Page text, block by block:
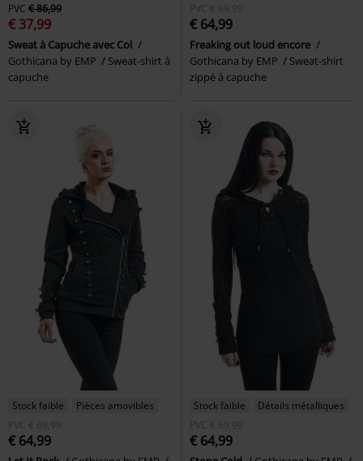
PVC € 86,99
€ 37,99
Sweat à Capuche avec Col
Gothicana by EMP
Sweat-shirt à
capuche
PVC € 69,99
€ 64,99
Freaking out loud encore
Gothicana by EMP
Sweat-shirt
zippé à capuche
Stock faible
Pièces amovibles
PVC € 69,99
€ 64,99
Stock faible
Détails métalliques
PVC € 69,99
€ 64,99